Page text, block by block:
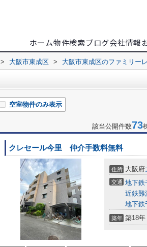
ホーム物件検索ブログ会社情報
> 大阪市東成区 > 大阪市東成区のファミリー
空室物件のみ表示
該当公開件数73
クレセール今里 仲介手数料無料
住所 大阪府
交通 地下鉄
近鉄難
地下鉄
築年 築18年